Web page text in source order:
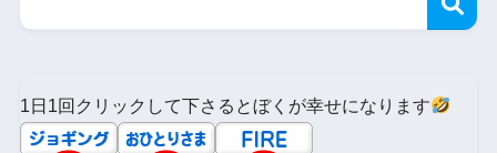
1日1回クリックして下さるとぼくが幸せになります